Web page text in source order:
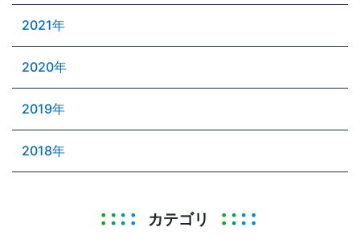
2021年
2020年
2019年
2018年
カテゴリ